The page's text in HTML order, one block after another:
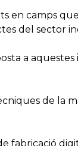
en camps
del sector
a
de la
fabricació